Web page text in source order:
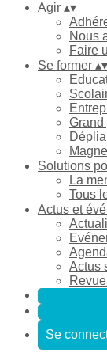
Agir ▴▾
Nous
Faire
Se former ▴▾
Solutions
La
Tous
Actus et
Actus
Se